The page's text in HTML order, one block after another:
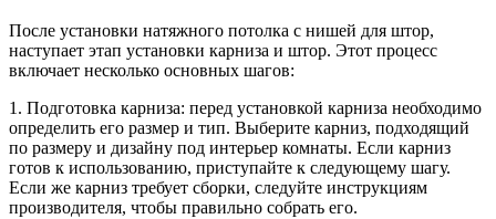
После установки натяжного потолка с нишей для штор,
наступает этап установки карниза и штор. Этот процесс
включает несколько основных шагов:
1. Подготовка карниза: перед установкой карниза необходимо
определить его размер и тип. Выберите карниз, подходящий
по размеру и дизайну под интерьер комнаты. Если карниз
готов к использованию, приступайте к следующему шагу.
Если же карниз требует сборки, следуйте инструкциям
производителя, чтобы правильно собрать его.